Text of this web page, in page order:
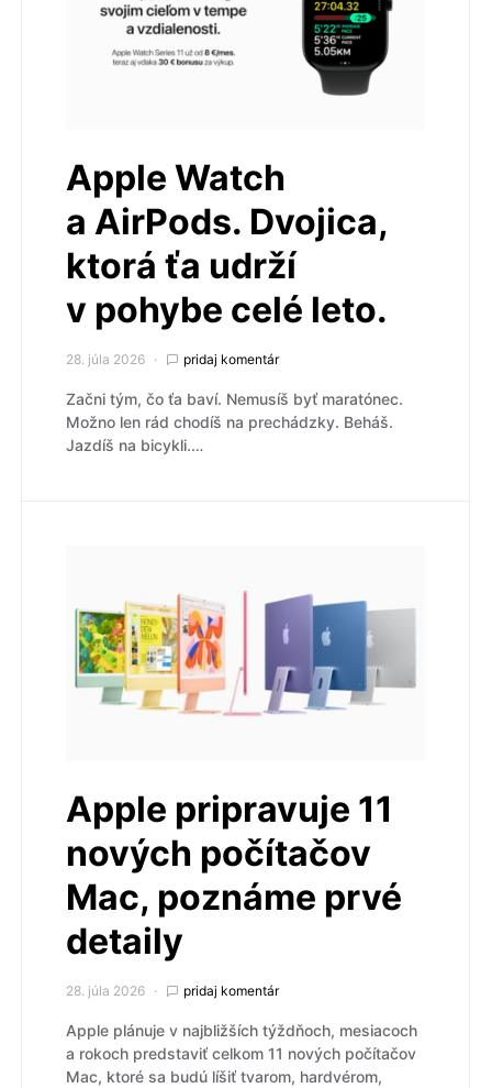
Apple Watch
a AirPods. Dvojica,
ktorá ťa udrží
v pohybe celé leto.
28. júla 2026 pridaj komentár
Začni tým, čo ťa baví. Nemusíš byť maratónec.
Možno len rád chodíš na prechádzky. Beháš.
Jazdíš na bicykli.…
Apple pripravuje 11
nových počítačov
Mac, poznáme prvé
detaily
28. júla 2026 pridaj komentár
Apple plánuje v najbližších týždňoch, mesiacoch
a rokoch predstaviť celkom 11 nových počítačov
Mac, ktoré sa budú líšiť tvarom, hardvérom,